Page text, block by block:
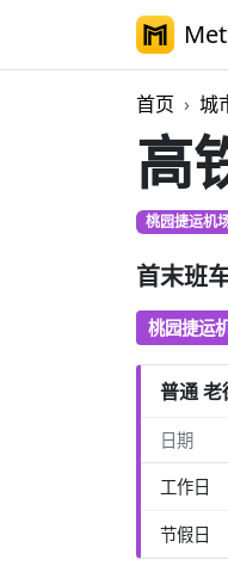
首页 城
高
桃园捷运机
首末班
桃园捷运
普通 老
日期
工作日
节假日